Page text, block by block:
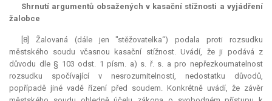
Shrnutí argumentů obsažených v kasační stížnosti a vyjádření
žalobce
[8] Žalovaná (dále jen "stěžovatelka“) podala proti rozsudku
městského soudu včasnou kasační stížnost. Uvádí, že ji podává z
důvodu dle § 103 odst. 1 písm. a) s. ř. s. a pro nepřezkoumatelnost
rozsudku spočívající v nesrozumitelnosti, nedostatku důvodů,
popřípadě jiné vadě řízení před soudem. Konkrétně uvádí, že závěr